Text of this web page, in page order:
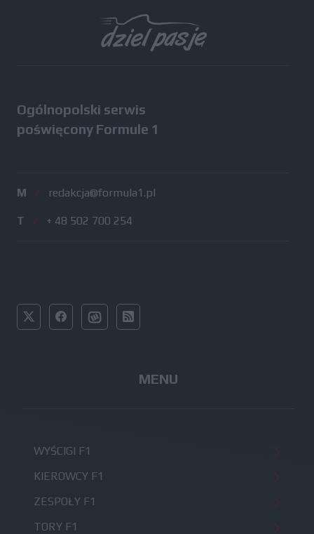
Ogólnopolski serwis
poświęcony Formule 1
M / redakcja@formula1.pl
T / + 48 502 700 254
MENU
WYŚCIGI F1
KIEROWCY F1
ZESPOŁY F1
TORY F1